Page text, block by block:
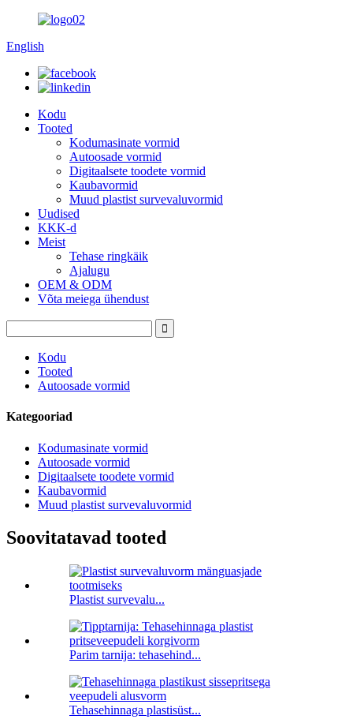
English
Kodu
Tooted
Kodumasinate vormid
Autoosade vormid
Digitaalsete toodete vormid
Kaubavormid
Muud plastist survevaluvormid
Uudised
KKK-d
Meist
Tehase ringkäik
Ajalugu
OEM & ODM
Võta meiega ühendust
Kodu
Tooted
Autoosade vormid
Kategooriad
Kodumasinate vormid
Autoosade vormid
Digitaalsete toodete vormid
Kaubavormid
Muud plastist survevaluvormid
Soovitatavad tooted
Plastist survevalu...
Parim tarnija: tehasehind...
Tehasehinnaga plastisüst...